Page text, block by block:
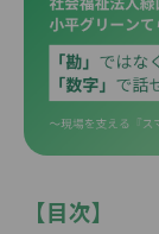
【目次】